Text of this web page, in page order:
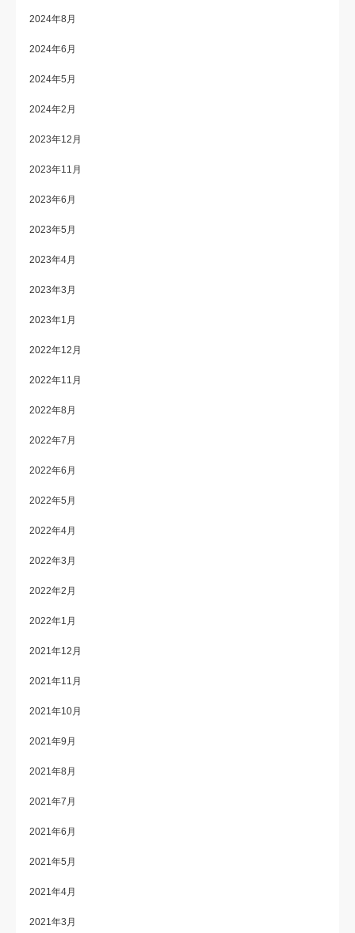
2024年8月
2024年6月
2024年5月
2024年2月
2023年12月
2023年11月
2023年6月
2023年5月
2023年4月
2023年3月
2023年1月
2022年12月
2022年11月
2022年8月
2022年7月
2022年6月
2022年5月
2022年4月
2022年3月
2022年2月
2022年1月
2021年12月
2021年11月
2021年10月
2021年9月
2021年8月
2021年7月
2021年6月
2021年5月
2021年4月
2021年3月